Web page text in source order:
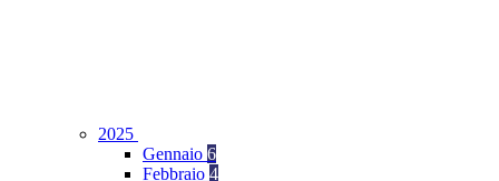
2025
Gennaio 6
Febbraio 4